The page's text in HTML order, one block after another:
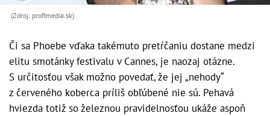
(Zdroj: profimedia.sk)
Či sa Phoebe vďaka takémuto pretŕčaniu dostane medzi
elitu smotánky festivalu v Cannes, je naozaj otázne.
S určitosťou však možno povedať, že jej „nehody“
z červeného koberca príliš obľúbené nie sú. Pehavá
hviezda totiž so železnou pravidelnosťou ukáže aspoň